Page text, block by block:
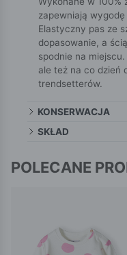
zapewniają wygodę
Elastyczny pas ze
dopasowanie, a
spodnie na
ale też na co dzień
trendsetterów.
KONSERWACJA
SKŁAD
POLECANE